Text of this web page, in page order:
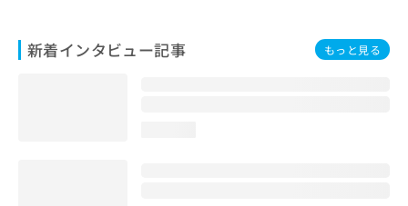
新着インタビュー記事 もっと見る